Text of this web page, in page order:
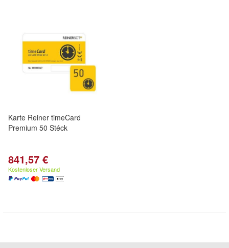
Karte Reiner timeCard
Premium 50 Stéck
841,57 €
Kostenloser Versand